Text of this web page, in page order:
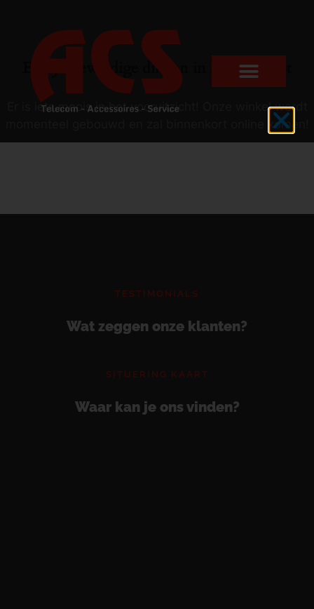
Er zijn geweldige dingen in het verschiet
Er is iets moois in het vooruitzicht! Onze winkel wordt
momenteel gebouwd en zal binnenkort online komen!
TESTIMONIALS
Wat zeggen onze klanten?
SITUERING KAART
Waar kan je ons vinden?